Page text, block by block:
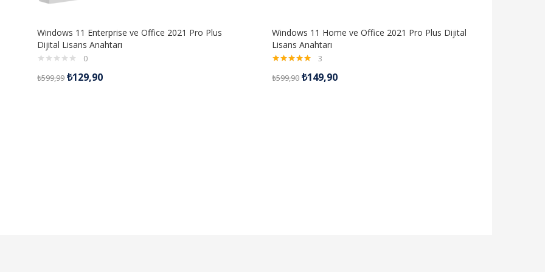
Windows 11 Enterprise ve Office 2021 Pro Plus
Dijital Lisans Anahtarı
0
₺599,99 ₺129,90
Windows 11 Home ve Office 2021 Pro Plus Dijital
Lisans Anahtarı
5.00oy aldı
3
₺599,90 ₺149,90